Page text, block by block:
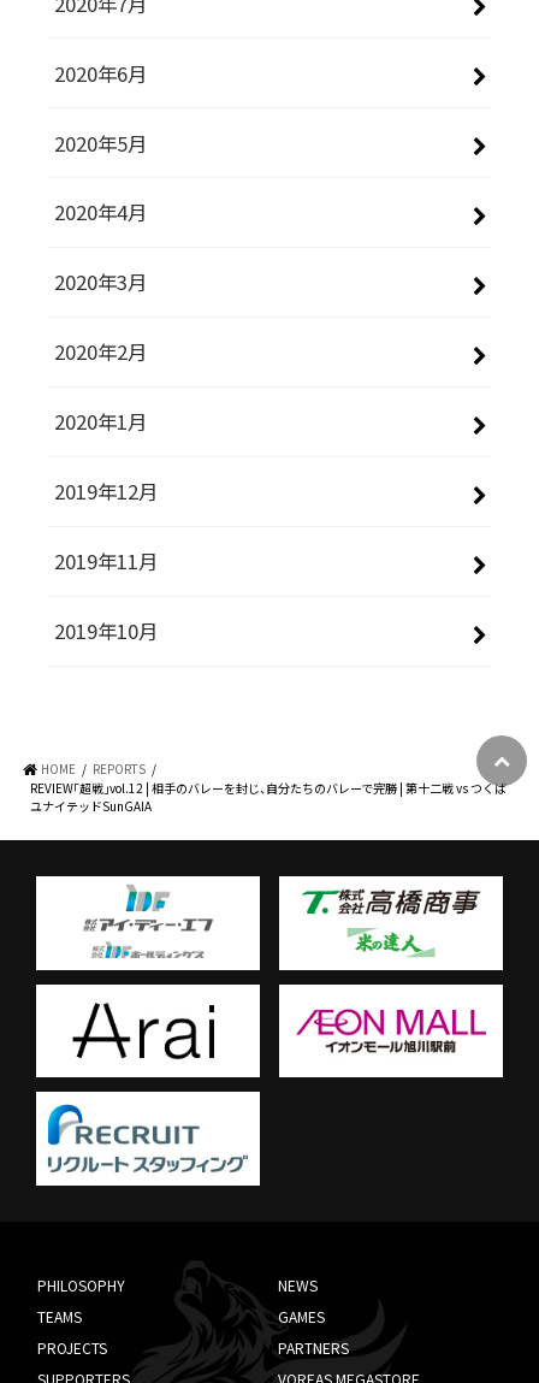
2020年6月
2020年5月
2020年4月
2020年3月
2020年2月
2020年1月
2019年12月
2019年11月
2019年10月
HOME
REPORTS
REVIEW「超戦」vol.12 | 相手のバレーを封じ、自分たちのバレーで完勝 | 第十二戦 vs つくば
ユナイテッドSunGAIA
PHILOSOPHY
NEWS
TEAMS
GAMES
PROJECTS
PARTNERS